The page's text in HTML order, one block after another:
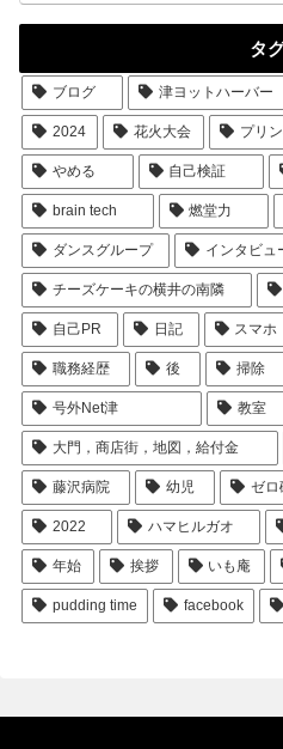
タ
ブログ 津ヨットハーバー
2024 花火大会 プリ
やめる 自己検証
brain tech 燃堂力
ダンスグループ インタビュ
チーズケーキの横井の南隣
自己PR 日記 スマホ
職務経歴 後 掃除
号外Net津 教室
大門，商店街，地図，給付金
藤沢病院 幼児 ゼロ
2022 ハマヒルガオ
年始 挨拶 いも庵
pudding time facebook